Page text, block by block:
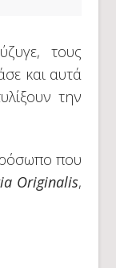
τους
και αυτά
την
που
Originalis,